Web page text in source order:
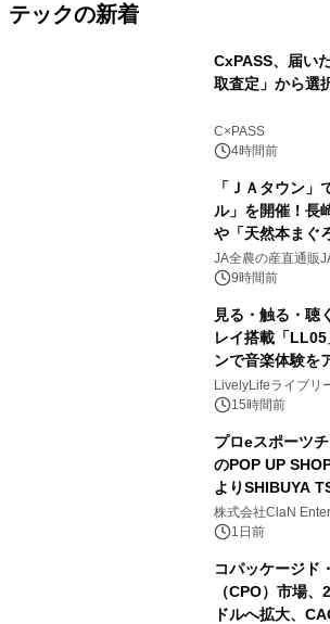
テックの新着
CxPASS、届い
取査定」から選
C×PASS
4時間前
「ＪＡタウン」
ル」を開催！長
や「天然本まぐ
販売！～毎月１
JA全農の産直通販
9時間前
見る・触る・聴
レイ搭載「
ンで音楽体験を
LivelyLifeライブリ
15時間前
プロeスポーツ
のPOP UP
よりSHIBUYA
開催決定！！
株式会社ClaN
1日前
コパッケージド
（CPO）市場
ドルへ拡大、